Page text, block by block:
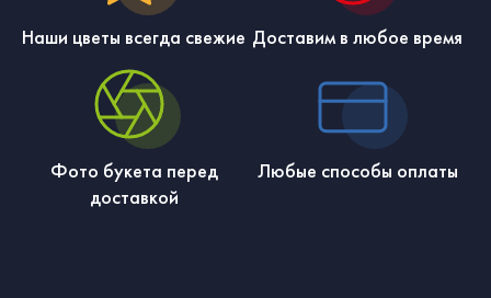
Наши цветы всегда свежие Доставим в любое время
Фото букета перед
доставкой
Любые способы оплаты